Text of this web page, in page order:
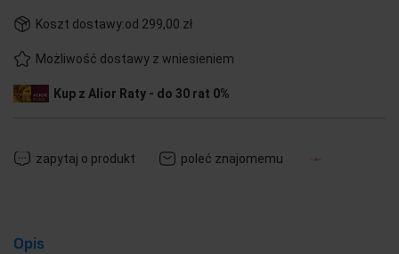
Koszt dostawy:od 299,00 zł
Możliwość dostawy z wniesieniem
Kup z Alior Raty - do 30 rat 0%
zapytaj o produkt poleć znajomemu
Opis